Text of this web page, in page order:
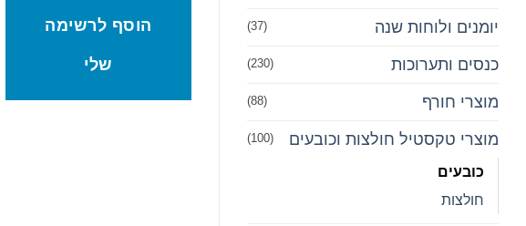
יומנים ולוחות שנה (37)
כנסים ותערוכות (230)
מוצרי חורף (88)
מוצרי טקסטיל חולצות וכובעים (100)
כובעים
חולצות
הוסף לרשימה
שלי